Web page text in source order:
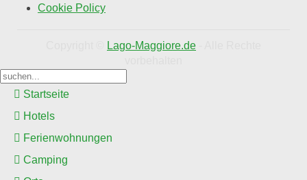
Cookie Policy
Lago-Maggiore.de
Startseite
Hotels
Ferienwohnungen
Camping